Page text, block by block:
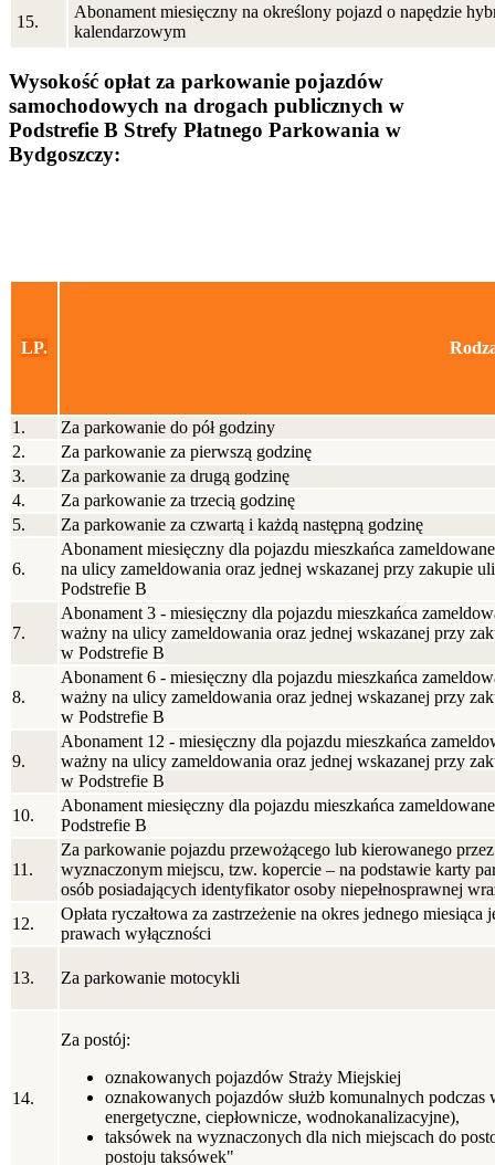
15.
Abonament miesięczny na określony pojazd o napędzie
kalendarzowym
Wysokość opłat za parkowanie pojazdów
samochodowych na drogach publicznych w
Podstrefie B Strefy Płatnego Parkowania w
Bydgoszczy:
LP.
1.
Za parkowanie do pół godziny
2.
Za parkowanie za pierwszą godzinę
3.
Za parkowanie za drugą godzinę
4.
Za parkowanie za trzecią godzinę
5.
Za parkowanie za czwartą i każdą następną godzinę
6.
Abonament miesięczny dla pojazdu mieszkańca
na ulicy zameldowania oraz jednej wskazanej przy zakupie
Podstrefie B
7.
Abonament 3 - miesięczny dla pojazdu mieszkańca
ważny na ulicy zameldowania oraz jednej wskazanej przy
w Podstrefie B
8.
Abonament 6 - miesięczny dla pojazdu mieszkańca
ważny na ulicy zameldowania oraz jednej wskazanej przy
w Podstrefie B
9.
Abonament 12 - miesięczny dla pojazdu mieszkańca
ważny na ulicy zameldowania oraz jednej wskazanej przy
w Podstrefie B
10.
Abonament miesięczny dla pojazdu mieszkańca
Podstrefie B
11.
Za parkowanie pojazdu przewożącego lub kierowanego
wyznaczonym miejscu, tzw. kopercie – na podstawie karty
osób posiadających identyfikator osoby niepełnosprawnej
12.
Opłata ryczałtowa za zastrzeżenie na okres jednego
prawach wyłączności
13. Za parkowanie motocykli
14.
Za postój:
oznakowanych pojazdów Straży Miejskiej
oznakowanych pojazdów służb komunalnych
energetyczne, ciepłownicze, wodnokanalizacyjne),
taksówek na wyznaczonych dla nich miejscach do
postoju taksówek"